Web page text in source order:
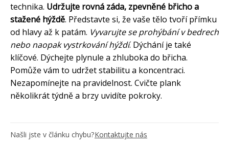
technika. Udržujte rovná záda, zpevněné břicho a
stažené hýždě. Představte si, že vaše tělo tvoří přímku
od hlavy až k patám. Vyvarujte se prohýbání v bedrech
nebo naopak vystrkování hýždí. Dýchání je také
klíčové. Dýchejte plynule a zhluboka do břicha.
Pomůže vám to udržet stabilitu a koncentraci.
Nezapomínejte na pravidelnost. Cvičte plank
několikrát týdně a brzy uvidíte pokroky.
Našli jste v článku chybu?Kontaktujte nás